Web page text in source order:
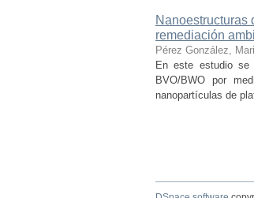
Nanoestructuras
remediación
Pérez González,
En este estudio se
BVO/BWO por
nanopartículas de